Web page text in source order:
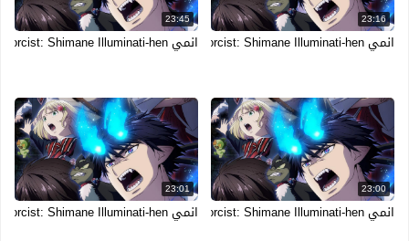
23:16
انمي Ao no Exorcist: Shimane Illuminati-hen الحلقة 7 السابعة مترجمة
23:45
انمي Ao no Exorcist: Shimane Illuminati-hen الحلقة 6 السادسة مترجمة
23:00
انمي Ao no Exorcist: Shimane Illuminati-hen الحلقة 5 الخامسة مترجمة
23:01
انمي Ao no Exorcist: Shimane Illuminati-hen الحلقة 4 الرابعة مترجمة